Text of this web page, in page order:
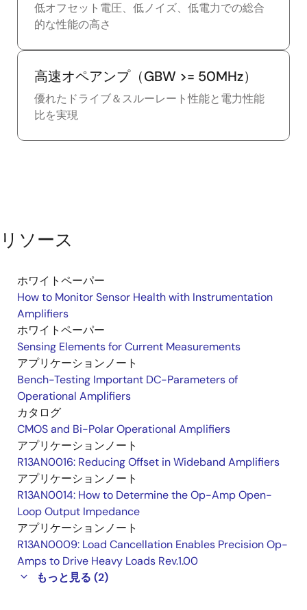
低オフセット電圧、低ノイズ、低電力での総合
的な性能の高さ
高速オペアンプ（GBW >= 50MHz）
優れたドライブ＆スルーレート性能と電力性能
比を実現
リソース
ホワイトペーパー
How to Monitor Sensor Health with Instrumentation
Amplifiers
ホワイトペーパー
Sensing Elements for Current Measurements
アプリケーションノート
Bench-Testing Important DC-Parameters of
Operational Amplifiers
カタログ
CMOS and Bi-Polar Operational Amplifiers
アプリケーションノート
R13AN0016: Reducing Offset in Wideband Amplifiers
アプリケーションノート
R13AN0014: How to Determine the Op-Amp Open-
Loop Output Impedance
アプリケーションノート
R13AN0009: Load Cancellation Enables Precision Op-
Amps to Drive Heavy Loads Rev.1.00
もっと見る (2)